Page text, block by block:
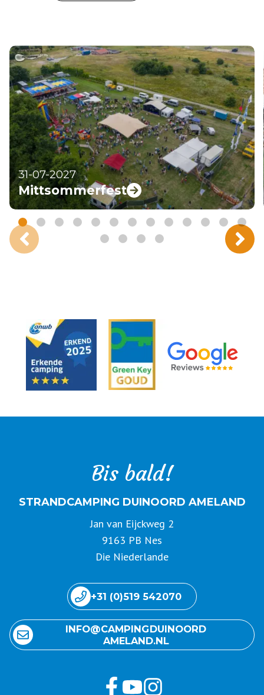
31-07-2027
Mittsommerfest
Bis bald!
STRANDCAMPING DUINOORD AMELAND
Jan van Eijckweg 2
9163 PB Nes
Die Niederlande
+31 (0)519 542070
INFO@ CAMPING DUINOORD
AMELAND.NL